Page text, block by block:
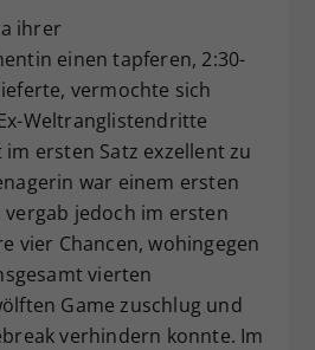
ihrer
einen tapferen, 2:30-
vermochte sich
Weltranglistendritte
ersten Satz exzellent zu
war einem ersten
vergab jedoch im ersten
vier Chancen, wohingegen
vierten
Game zuschlug und
verhindern konnte. Im